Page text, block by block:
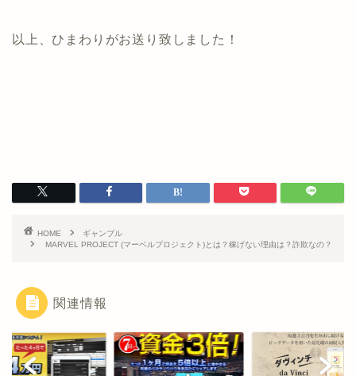
以上、ひまわりがお送り致しました！
HOME
ギャンブル
MARVEL PROJECT (マーベルプロジェクト)とは？稼げない理由は？詐欺なの？
関連情報